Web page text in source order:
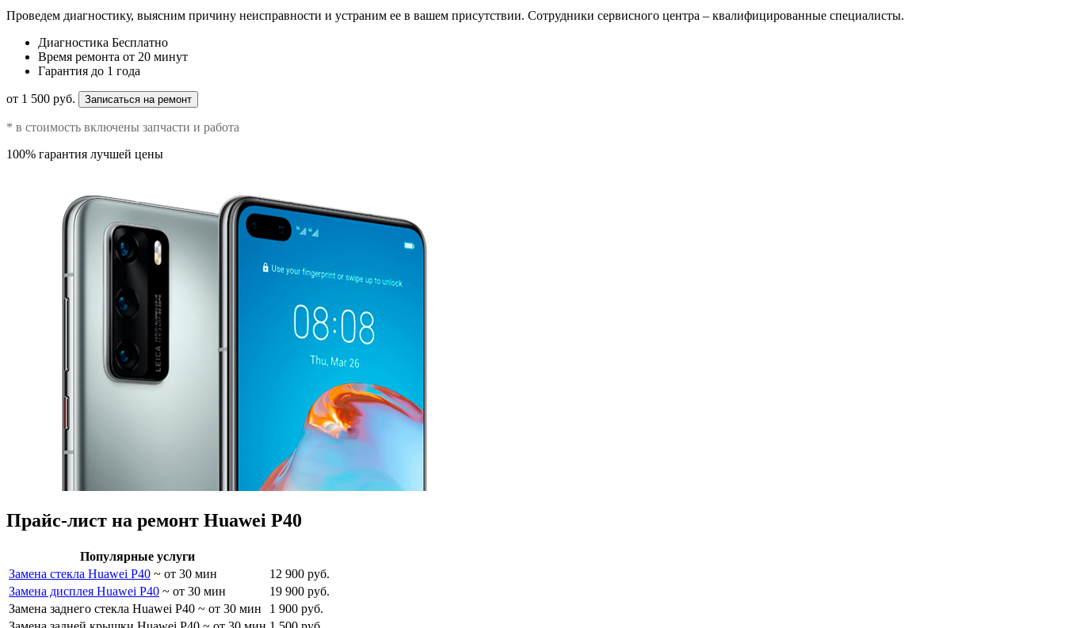
Проведем диагностику, выясним причину неисправности и устраним ее в вашем присутствии. Сотрудники сервисного центра – квалифицированные специалисты.
Диагностика Бесплатно
Время ремонта от 20 минут
Гарантия до 1 года
от 1 500 руб. Записаться на ремонт
* в стоимость включены запчасти и работа
100% гарантия лучшей цены
Прайс-лист на ремонт Huawei P40
Популярные услуги
Замена стекла Huawei P40 ~ от 30 мин
12 900 руб.
Замена дисплея Huawei P40 ~ от 30 мин
19 900 руб.
Замена заднего стекла Huawei P40 ~ от 30 мин
1 900 руб.